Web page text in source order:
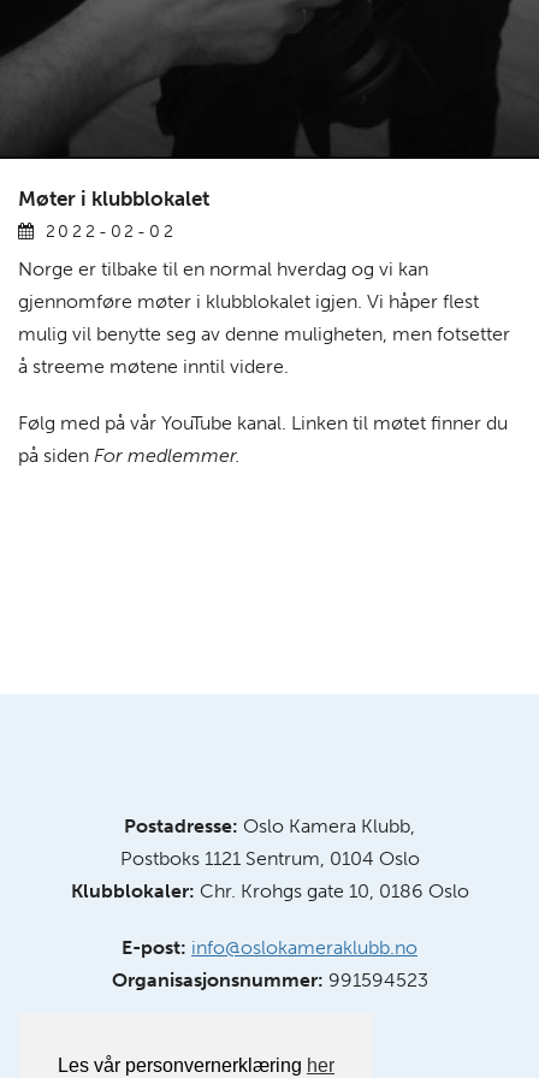
Les vår personvernerklæring her
Møter i klubblokalet
2022-02-02
Norge er tilbake til en normal hverdag og vi kan
gjennomføre møter i klubblokalet igjen. Vi håper flest
mulig vil benytte seg av denne muligheten, men fotsetter
å streeme møtene inntil videre.
Følg med på vår YouTube kanal. Linken til møtet finner du
på siden For medlemmer.
Postadresse: Oslo Kamera Klubb,
Postboks 1121 Sentrum, 0104 Oslo
Klubblokaler: Chr. Krohgs gate 10, 0186 Oslo
E-post: info@oslokameraklubb.no
Organisasjonsnummer: 991594523